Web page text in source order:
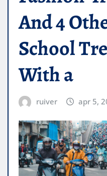
And 4
School
With a
ruiver apr 5,